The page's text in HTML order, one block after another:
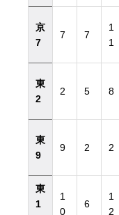
京
7
7 7
1
1
東
2
2 5 8
東
9
9 2 2
東
1
1
0
6
1
2